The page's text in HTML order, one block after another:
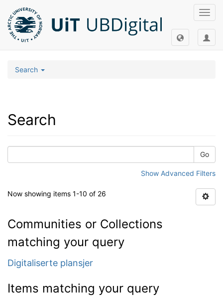
Search
Search
Go
Show Advanced Filters
Now showing items 1-10 of 26
Communities or Collections
matching your query
Digitaliserte plansjer
Items matching your query